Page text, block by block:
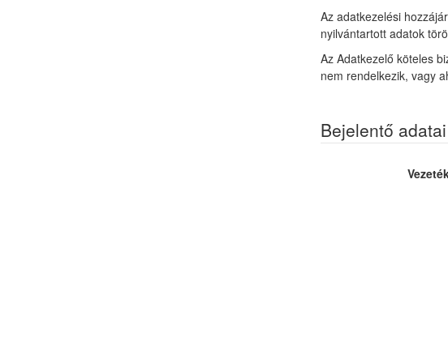
Az adatkezelési
nyilvántartott adatok
Az Adatkezelő köteles
nem rendelkezik, vagy
Bejelentő adatai